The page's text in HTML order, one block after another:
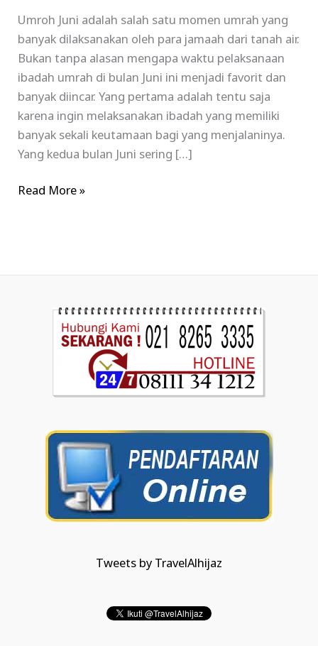
Umroh Juni adalah salah satu momen umrah yang
banyak dilaksanakan oleh para jamaah dari tanah air.
Bukan tanpa alasan mengapa waktu pelaksanaan
ibadah umrah di bulan Juni ini menjadi favorit dan
banyak diincar. Yang pertama adalah tentu saja
karena ingin melaksanakan ibadah yang memiliki
banyak sekali keutamaan bagi yang menjalaninya.
Yang kedua bulan Juni sering […]
Read More »
Tweets by TravelAlhijaz